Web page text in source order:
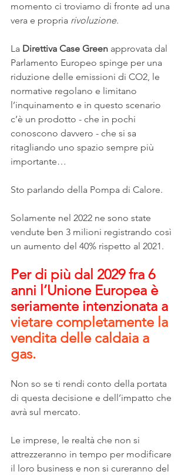
momento ci troviamo di fronte ad una
vera e propria rivoluzione.
La Direttiva Case Green approvata dal
Parlamento Europeo spinge per una
riduzione delle emissioni di CO2, le
normative regolano e limitano
l’inquinamento e in questo scenario
c’è un prodotto - che in pochi
conoscono davvero - che si sa
ritagliando uno spazio sempre più
importante…
Sto parlando della Pompa di Calore.
Solamente nel 2022 ne sono state
vendute ben 3 milioni registrando così
un aumento del 40% rispetto al 2021.
Per di più dal 2029 fra 6
anni l’Unione Europea è
seriamente intenzionata a
vietare completamente la
vendita delle caldaia a
gas.
Non so se ti rendi conto della portata
di questa decisione e dell’impatto che
avrà sul mercato.
Le imprese, le realtà che non si
attrezzeranno in tempo per modificare
il loro business e non si cureranno del